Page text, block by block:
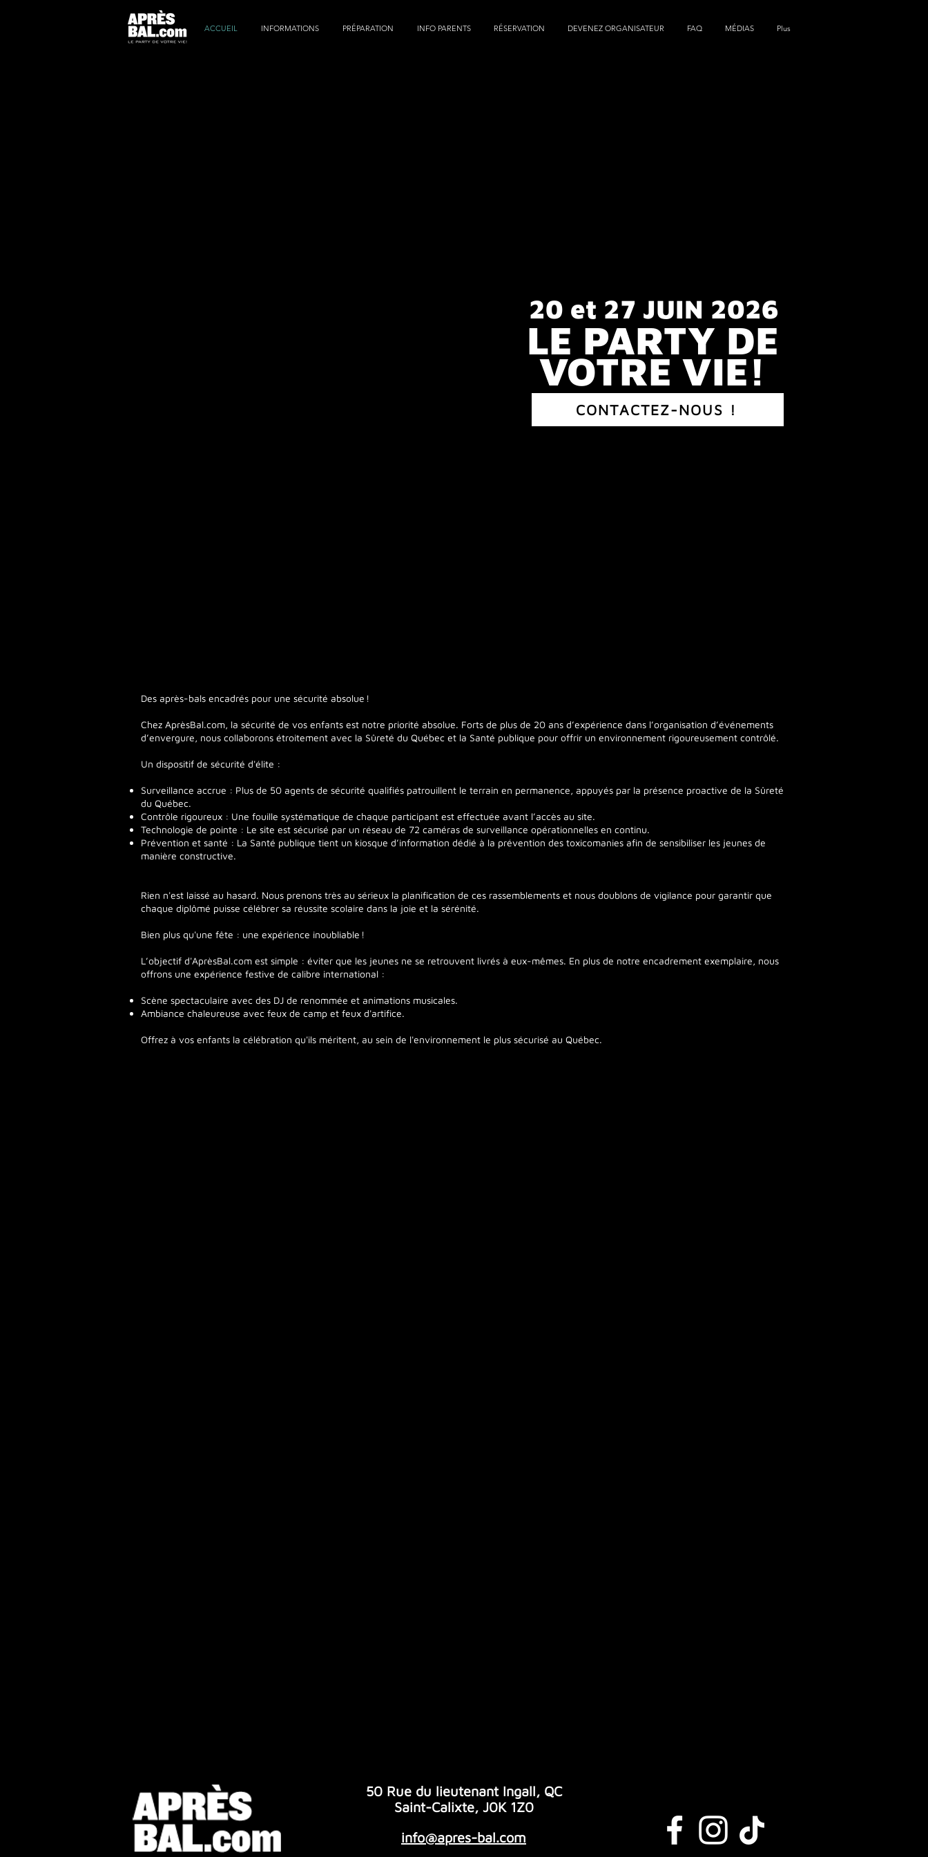
ACCUEIL INFORMATIONS PRÉPARATION INFO PARENTS RÉSERVATION DEVENEZ ORGANISATEUR FAQ MÉDIAS Plus
CONTACTEZ-NOUS !
20 et 27 JUIN 2026
LE PARTY DE
VOTRE VIE!
Des après-bals encadrés pour une sécurité absolue !
Chez AprèsBal.com, la sécurité de vos enfants est notre priorité absolue. Forts de plus de 20 ans d’expérience dans l’organisation d’événements
d’envergure, nous collaborons étroitement avec la Sûreté du Québec et la Santé publique pour offrir un environnement rigoureusement contrôlé.
Un dispositif de sécurité d'élite :
Surveillance accrue : Plus de 50 agents de sécurité qualifiés patrouillent le terrain en permanence, appuyés par la présence proactive de la Sûreté
du Québec.
Contrôle rigoureux : Une fouille systématique de chaque participant est effectuée avant l’accès au site.
Technologie de pointe : Le site est sécurisé par un réseau de 72 caméras de surveillance opérationnelles en continu.
Prévention et santé : La Santé publique tient un kiosque d’information dédié à la prévention des toxicomanies afin de sensibiliser les jeunes de
manière constructive.
Rien n'est laissé au hasard. Nous prenons très au sérieux la planification de ces rassemblements et nous doublons de vigilance pour garantir que
chaque diplômé puisse célébrer sa réussite scolaire dans la joie et la sérénité.
Bien plus qu'une fête : une expérience inoubliable !
L’objectif d'AprèsBal.com est simple : éviter que les jeunes ne se retrouvent livrés à eux-mêmes. En plus de notre encadrement exemplaire, nous
offrons une expérience festive de calibre international :
Scène spectaculaire avec des DJ de renommée et animations musicales.
Ambiance chaleureuse avec feux de camp et feux d'artifice.
Offrez à vos enfants la célébration qu'ils méritent, au sein de l'environnement le plus sécurisé au Québec.
50 Rue du lieutenant Ingall, QC
Saint-Calixte, J0K 1Z0
info@apres-bal.com